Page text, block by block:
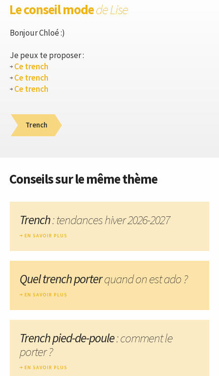
Le conseil modede Lise
Bonjour Chloé :)
Je peux te proposer :
Ce trench
Ce trench
Ce trench
Trench
Conseils sur le même thème
Trench: tendances hiver 2026-2027
EN SAVOIR PLUS
Quel trench porterquand on est ado ?
EN SAVOIR PLUS
Trench pied-de-poule: comment le
porter ?
EN SAVOIR PLUS